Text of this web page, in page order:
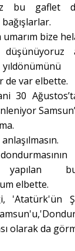
bu gaflet
umarım bize
de var elbette.
30
yapılan
elbette.
'Atatürk'ün
olarak da